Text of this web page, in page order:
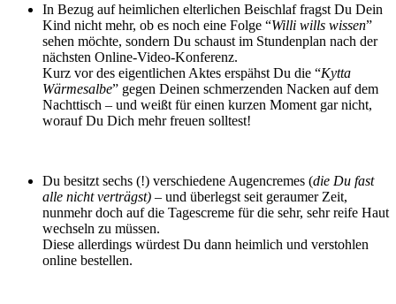
In Bezug auf heimlichen elterlichen Beischlaf fragst Du Dein
Kind nicht mehr, ob es noch eine Folge “Willi wills wissen”
sehen möchte, sondern Du schaust im Stundenplan nach der
nächsten Online-Video-Konferenz.
Kurz vor des eigentlichen Aktes erspähst Du die “Kytta
Wärmesalbe” gegen Deinen schmerzenden Nacken auf dem
Nachttisch – und weißt für einen kurzen Moment gar nicht,
worauf Du Dich mehr freuen solltest!
Du besitzt sechs (!) verschiedene Augencremes (die Du fast
alle nicht verträgst) – und überlegst seit geraumer Zeit,
nunmehr doch auf die Tagescreme für die sehr, sehr reife Haut
wechseln zu müssen.
Diese allerdings würdest Du dann heimlich und verstohlen
online bestellen.